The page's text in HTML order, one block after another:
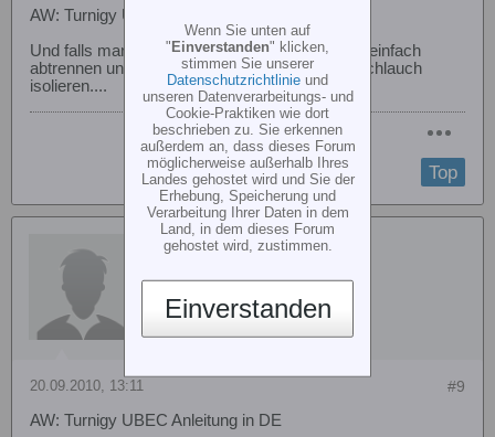
AW: Turnigy UBEC Anleitung in DE
Und falls man den Schalter nicht benutzen will, einfach
abtrennen und die beiden Kabel mit Schrumpfschlauch
isolieren....
Top
gsx-rmeister
#9
20.09.2010, 13:11
AW: Turnigy UBEC Anleitung in DE
Wenn Sie unten auf
"Einverstanden" klicken,
stimmen Sie unserer
Datenschutzrichtlinie und
unseren Datenverarbeitungs- und
Cookie-Praktiken wie dort
beschrieben zu. Sie erkennen
außerdem an, dass dieses Forum
möglicherweise außerhalb Ihres
Landes gehostet wird und Sie der
Erhebung, Speicherung und
Verarbeitung Ihrer Daten in dem
Land, in dem dieses Forum
gehostet wird, zustimmen.
Einverstanden